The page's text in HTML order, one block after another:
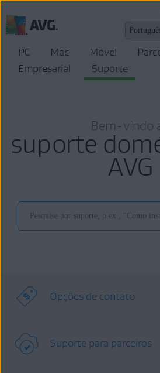
PC Mac Móvel
Empresarial
Suporte
Bem-vindo
suporte
AVG
Opções de contato
Suporte para parceiros